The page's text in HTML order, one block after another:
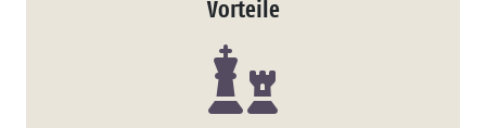
Vorteile